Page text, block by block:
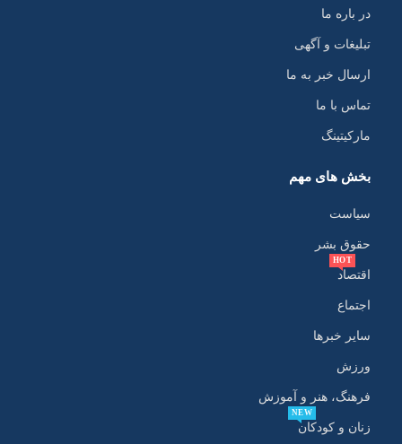
در باره ما
تبلیغات و آگهی
ارسال خبر به ما
تماس با ما
مارکیتینگ
بخش های مهم
سیاست
حقوق بشر
اقتصاد
HOT
اجتماع
سایر خبرها
ورزش
فرهنگ، هنر و آموزش
زنان و کودکان
NEW